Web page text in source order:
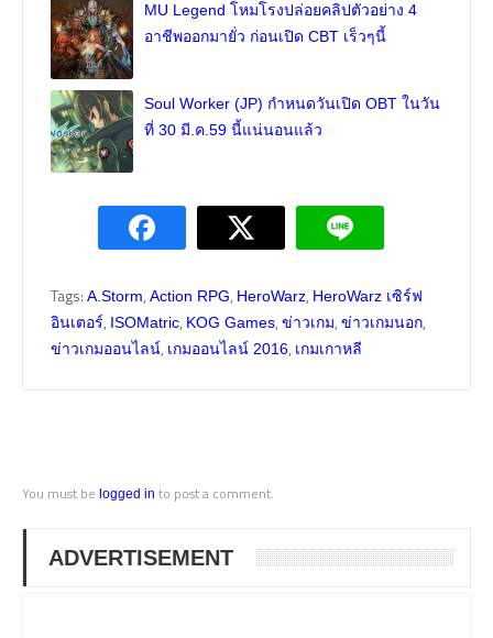
MU Legend โหมโรงปล่อยคลิปตัวอย่าง 4
อาชีพออกมายั่ว ก่อนเปิด CBT เร็วๆนี้
Soul Worker (JP) กำหนดวันเปิด OBT ในวัน
ที่ 30 มี.ค.59 นี้แน่นอนแล้ว
Tags: A.Storm, Action RPG, HeroWarz, HeroWarz เซิร์ฟ
อินเตอร์, ISOMatric, KOG Games, ข่าวเกม, ข่าวเกมนอก,
ข่าวเกมออนไลน์, เกมออนไลน์ 2016, เกมเกาหลี
You must be logged in to post a comment.
ADVERTISEMENT